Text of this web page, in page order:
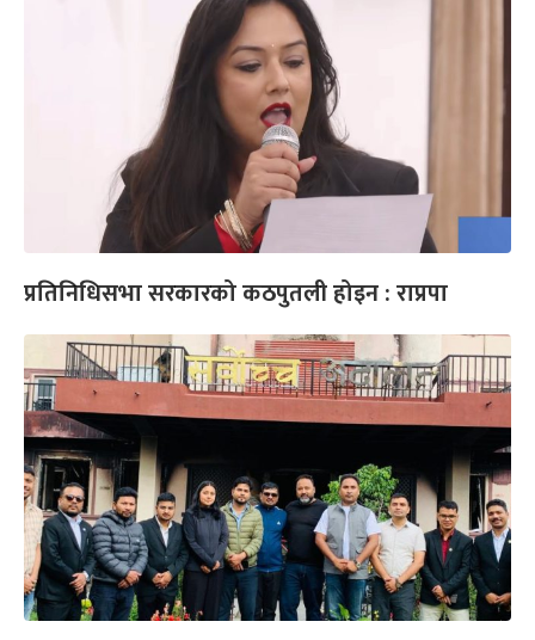
प्रतिनिधिसभा सरकारको कठपुतली होइन : राप्रपा